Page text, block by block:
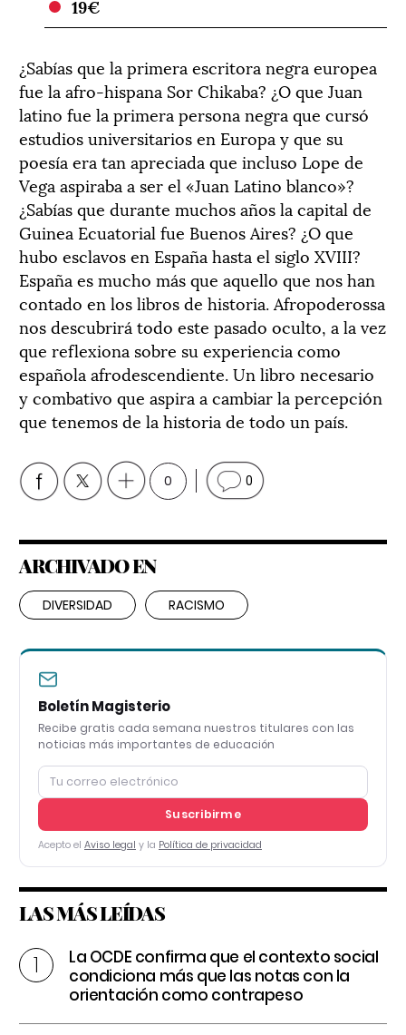
19€
¿Sabías que la primera escritora negra europea
fue la afro-hispana Sor Chikaba? ¿O que Juan
latino fue la primera persona negra que cursó
estudios universitarios en Europa y que su
poesía era tan apreciada que incluso Lope de
Vega aspiraba a ser el «Juan Latino blanco»?
¿Sabías que durante muchos años la capital de
Guinea Ecuatorial fue Buenos Aires? ¿O que
hubo esclavos en España hasta el siglo XVIII?
España es mucho más que aquello que nos han
contado en los libros de historia. Afropoderossa
nos descubrirá todo este pasado oculto, a la vez
que reflexiona sobre su experiencia como
española afrodescendiente. Un libro necesario
y combativo que aspira a cambiar la percepción
que tenemos de la historia de todo un país.
0 0
ARCHIVADO EN
DIVERSIDAD RACISMO
Boletín Magisterio
Recibe gratis cada semana nuestros titulares con las
noticias más importantes de educación
Suscribirme
Acepto el Aviso legal y la Política de privacidad
LAS MÁS LEÍDAS
La OCDE confirma que el contexto social
condiciona más que las notas con la
orientación como contrapeso